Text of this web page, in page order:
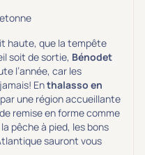
haute, que la tempête
soit de sortie, Bénodet
l’année, car les
Enthalasso en
une région accueillante
remise en forme comme
pêche à pied, les bons
sauront vous